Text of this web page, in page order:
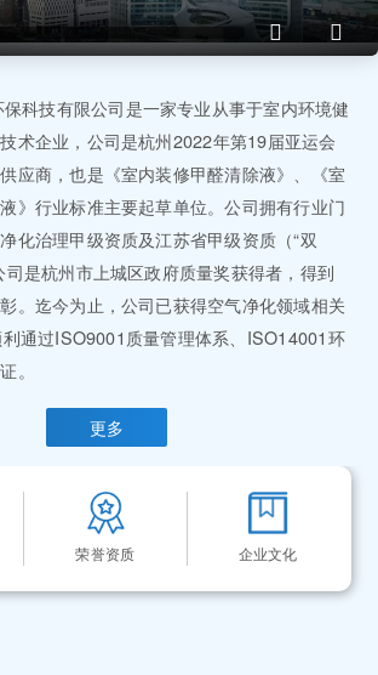
科技有限公司是一家专业从事于室内环境健
术企业，公司是杭州2022年第19届亚运会
应商，也是《室内装修甲醛清除液》、《室
》行业标准主要起草单位。公司拥有行业门
化治理甲级资质及江苏省甲级资质（“双
司是杭州市上城区政府质量奖获得者，得到
。迄今为止，公司已获得空气净化领域相关
通过ISO9001质量管理体系、ISO14001环
。
更多
荣誉资质 企业文化